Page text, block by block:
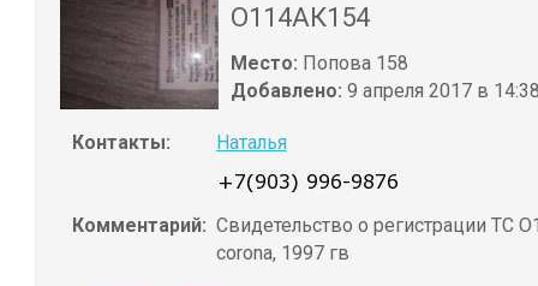
О114АК154
Место: Попова 158
Добавлено: 9 апреля 2017 в
Контакты: Наталья
Комментарий: Свидетельство о регистрации ТС
corona, 1997 гв